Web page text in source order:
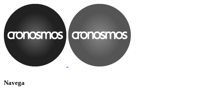
Navega